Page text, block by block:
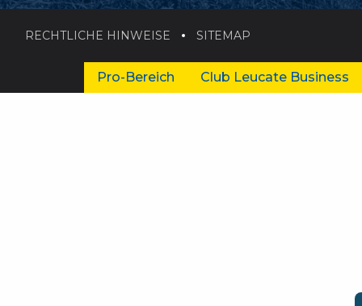
RECHTLICHE HINWEISE SITEMAP
Pro-Bereich Club Leucate Business